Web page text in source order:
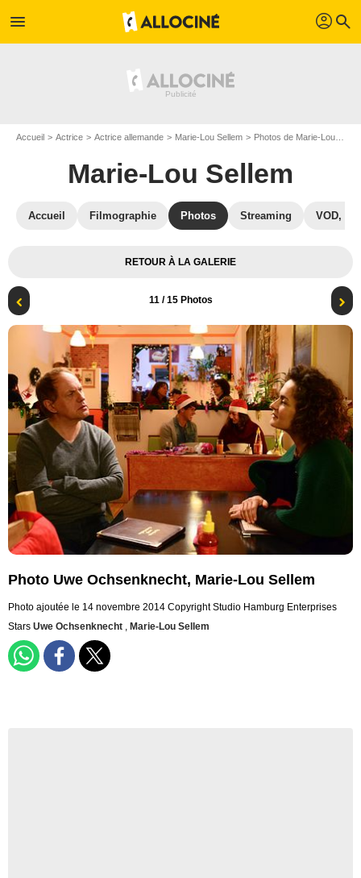
menu profil search
Accueil Actrice Actrice allemande Marie-Lou Sellem Photos de Marie-Lou Sellem
Marie-Lou Sellem
Accueil Filmographie Photos Streaming VOD,
RETOUR À LA GALERIE
11/ 15 Photos
Photo Uwe Ochsenknecht, Marie-Lou Sellem
Photo ajoutée le 14 novembre 2014 Copyright Studio Hamburg Enterprises
Stars Uwe Ochsenknecht , Marie-Lou Sellem